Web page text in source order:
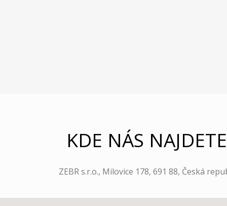
KDE NÁS
ZEBR s.r.o., Milovice 178, 691 88, Česká